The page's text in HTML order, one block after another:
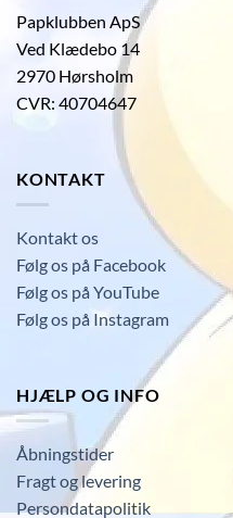
Papklubben ApS
Ved Klædebo 14
2970 Hørsholm
CVR: 40704647
KONTAKT
Kontakt os
Følg os på Facebook
Følg os på YouTube
Følg os på Instagram
HJÆLP OG INFO
Åbningstider
Fragt og levering
Persondatapolitik